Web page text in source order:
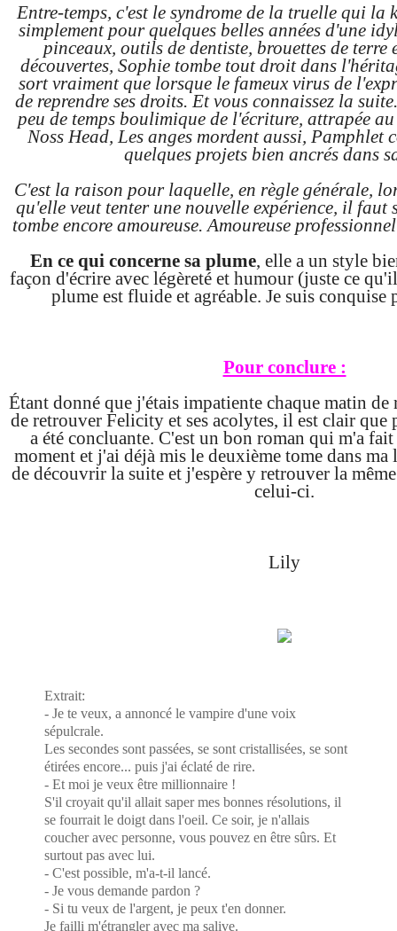
Entre-temps, c'est le syndrome de la truelle qui la
simplement pour quelques belles années d'une
pinceaux, outils de dentiste, brouettes de terre
découvertes, Sophie tombe tout droit dans
sort vraiment que lorsque le fameux virus de
de reprendre ses droits. Et vous connaissez la
peu de temps boulimique de l'écriture, attrapée
Noss Head, Les anges mordent aussi, Pamphlet
quelques projets bien ancrés dans
C'est la raison pour laquelle, en règle générale,
qu'elle veut tenter une nouvelle expérience, il faut
tombe encore amoureuse. Amoureuse
En ce qui concerne sa plume, elle a un style
façon d'écrire avec légèreté et humour (juste ce
plume est fluide et agréable. Je suis conquise
Pour conclure :
Étant donné que j'étais impatiente chaque matin
de retrouver Felicity et ses acolytes, il est clair que
a été concluante. C'est un bon roman qui m'a
moment et j'ai déjà mis le deuxième tome dans ma
de découvrir la suite et j'espère y retrouver la
celui-ci.
Lily
Extrait:
- Je te veux, a annoncé le vampire d'une voix
sépulcrale.
Les secondes sont passées, se sont cristallisées, se sont
étirées encore... puis j'ai éclaté de rire.
- Et moi je veux être millionnaire !
S'il croyait qu'il allait saper mes bonnes résolutions, il
se fourrait le doigt dans l'oeil. Ce soir, je n'allais
coucher avec personne, vous pouvez en être sûrs. Et
surtout pas avec lui.
- C'est possible, m'a-t-il lancé.
- Je vous demande pardon ?
- Si tu veux de l'argent, je peux t'en donner.
Je failli m'étrangler avec ma salive.